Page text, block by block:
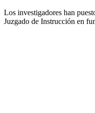
Los investigadores han
Juzgado de Instrucción en